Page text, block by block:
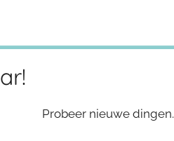
Probeer nieuwe dingen.